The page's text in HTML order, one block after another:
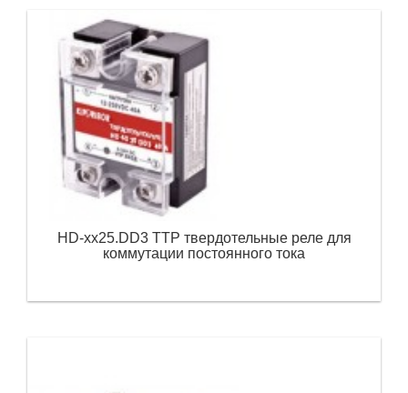
HD-хх25.DD3 ТТР твердотельные реле для
коммутации постоянного тока